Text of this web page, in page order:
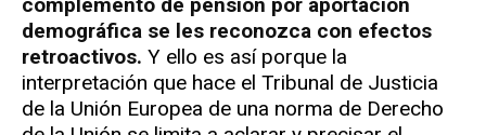
demográfica se les reconozca con efectos
retroactivos. Y ello es así porque la
interpretación que hace el Tribunal de Justicia
de la Unión Europea de una norma de Derecho